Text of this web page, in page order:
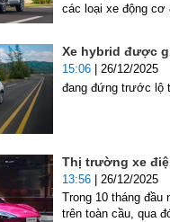
các loại xe động cơ
Xe hybrid được
15:06 | 26/12/2025
đang đứng trước lộ
Thị trường xe
13:56 | 26/12/2025
Trong 10 tháng đầu
trên toàn cầu, qua